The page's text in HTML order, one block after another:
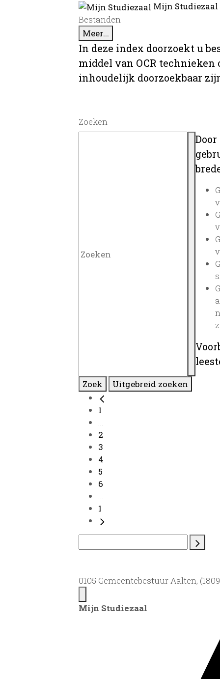
Mijn
Bestanden
Meer...
In deze index doorzoekt u
middel van OCR
inhoudelijk doorzoekbaar
Zoeken
Zoek Uitgebreid zoeken
1
...
2
3
4
5
6
...
1
0105 Gemeentebestuur Aalten,
Mijn Studiezaal